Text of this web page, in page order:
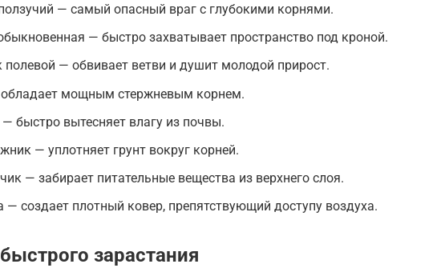
— самый опасный враг с глубокими корнями.
— быстро захватывает пространство под кроной.
полевой — обвивает ветви и душит молодой прирост.
мощным стержневым корнем.
быстро вытесняет влагу из почвы.
— уплотняет грунт вокруг корней.
— забирает питательные вещества из верхнего слоя.
— создает плотный ковер, препятствующий доступу воздуха.
зарастания